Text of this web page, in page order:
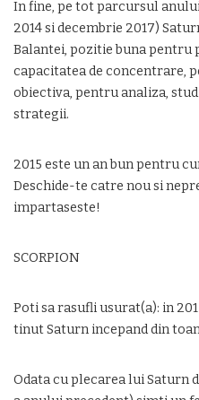
In fine, pe tot parcursul
2014 si decembrie 2017)
Balantei, pozitie buna pentru
capacitatea de concentrare,
obiectiva, pentru analiza,
strategii.
2015 este un an bun pentru
Deschide-te catre nou si
impartaseste!
SCORPION
Poti sa rasufli usurat(a): in
tinut Saturn incepand din
Odata cu plecarea lui Saturn